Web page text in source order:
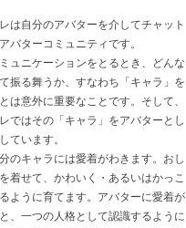
は自分のアバターを介してチャット
バターコミュニティです。
ュニケーションをとるとき、どんな
振る舞うか、すなわち「キャラ」を
は意外に重要なことです。そして、
ではその「キャラ」をアバターとし
しています。
のキャラには愛着がわきます。おし
着せて、かわいく・あるいはかっこ
ように育てます。アバターに愛着が
、一つの人格として認識するように